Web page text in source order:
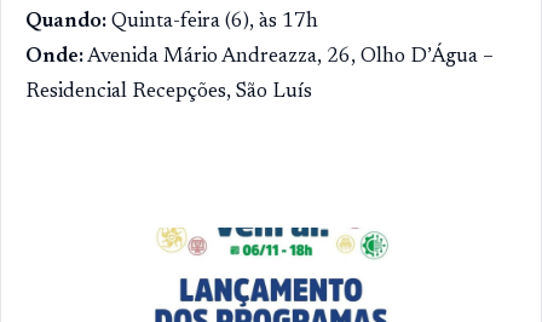
Quando: Quinta-feira (6), às 17h
Onde:Avenida Mário Andreazza, 26, Olho D’Água –
Residencial Recepções, São Luís